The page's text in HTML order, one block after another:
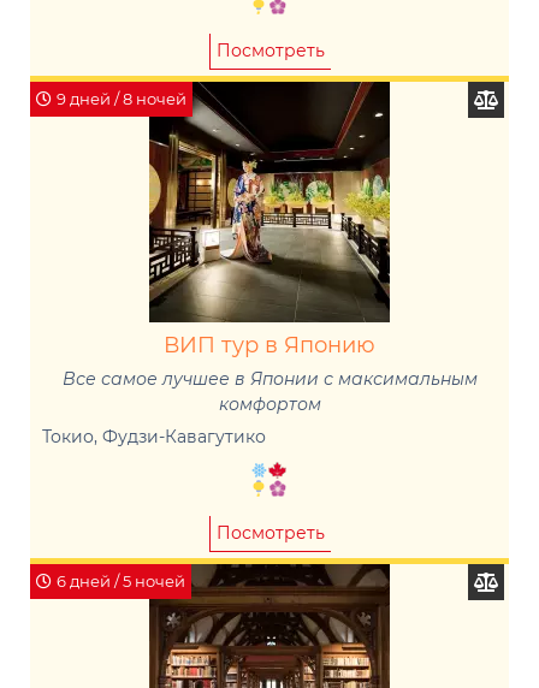
Посмотреть
9 дней / 8 ночей
ВИП тур в Японию
Все самое лучшее в Японии с максимальным
комфортом
Токио, Фудзи-Кавагутико
Посмотреть
6 дней / 5 ночей